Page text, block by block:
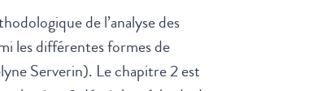
de l’analyse des
les différentes formes de
Serverin). Le chapitre 2 est